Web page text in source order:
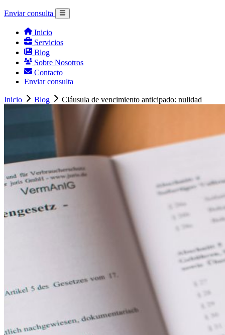
Enviar consulta
Inicio
Servicios
Blog
Sobre Nosotros
Contacto
Enviar consulta
Inicio Blog Cláusula de vencimiento anticipado: nulidad